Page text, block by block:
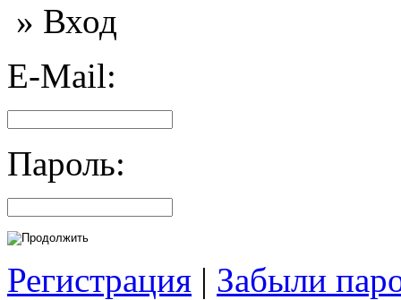
» Вход
E-Mail:
Пароль:
Регистрация | Забыли